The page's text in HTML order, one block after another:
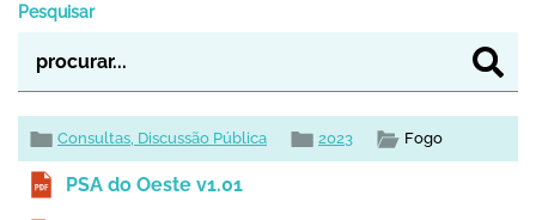
Pesquisar
Consultas, Discussão Pública 2023 Fogo
PSA do Oeste v1.01